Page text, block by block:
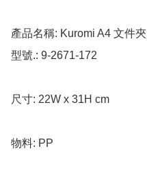
產品名稱: Kuromi A4 文件夾
型號.: 9-2671-172
尺寸: 22W x 31H cm
物料: PP